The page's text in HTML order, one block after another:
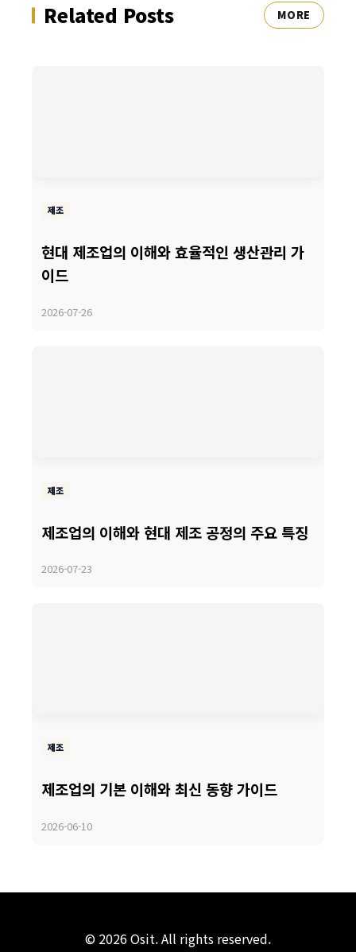
Related Posts MORE
제조
현대 제조업의 이해와 효율적인 생산관리 가
이드
2026-07-26
제조
제조업의 이해와 현대 제조 공정의 주요 특징
2026-07-23
제조
제조업의 기본 이해와 최신 동향 가이드
2026-06-10
© 2026 Osit. All rights reserved.